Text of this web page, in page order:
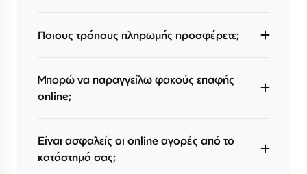
Ποιους τρόπους πληρωμής προσφέρετε;
Μπορώ να παραγγείλω φακούς επαφής
online;
Είναι ασφαλείς οι online αγορές από το
κατάστημά σας;